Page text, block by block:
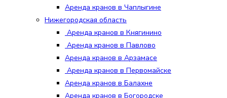
Аренда кранов в Чаплыгине
Нижегородская область
Аренда кранов в Княгинино
Аренда кранов в Павлово
Аренда кранов в Арзамасе
Аренда кранов в Первомайске
Аренда кранов в Балахне
Аренда кранов в Богородске